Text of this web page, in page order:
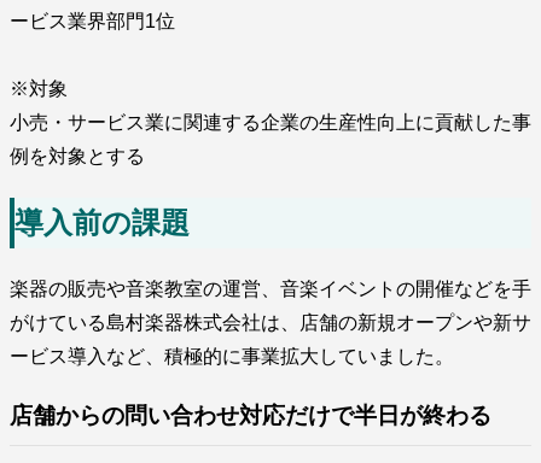
ービス業界部門1位
※対象
小売・サービス業に関連する企業の生産性向上に貢献した事
例を対象とする
導入前の課題
楽器の販売や音楽教室の運営、音楽イベントの開催などを手
がけている島村楽器株式会社は、店舗の新規オープンや新サ
ービス導入など、積極的に事業拡大していました。
店舗からの問い合わせ対応だけで半日が終わる